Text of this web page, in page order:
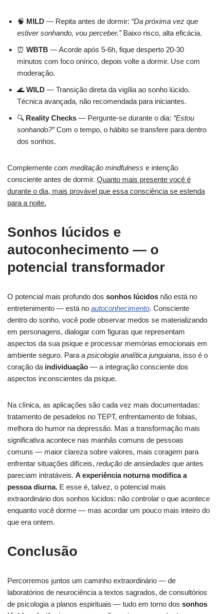
🧠 MILD — Repita antes de dormir: “Da próxima vez que
estiver sonhando, vou perceber.”Baixo risco, alta eficácia.
⏰ WBTB — Acorde após 5-6h, fique desperto 20-30
minutos com foco onírico, depois volte a dormir. Use com
moderação.
🌊 WILD — Transição direta da vigília ao sonho lúcido.
Técnica avançada, não recomendada para iniciantes.
🔍 Reality Checks — Pergunte-se durante o dia: “Estou
sonhando?”Com o tempo, o hábito se transfere para dentro
dos sonhos.
Complemente com meditação mindfulness e intenção
consciente antes de dormir. Quanto mais presente você é
durante o dia, mais provável que essa consciência se estenda
para a noite.
Sonhos lúcidos e
autoconhecimento — o
potencial transformador
O potencial mais profundo dos sonhos lúcidos não está no
entretenimento — está no autoconhecimento. Consciente
dentro do sonho, você pode observar medos se materializando
em personagens, dialogar com figuras que representam
aspectos da sua psique e processar memórias emocionais em
ambiente seguro. Para a psicologia analítica junguiana, isso é o
coração da individuação — a integração consciente dos
aspectos inconscientes da psique.
Na clínica, as aplicações são cada vez mais documentadas:
tratamento de pesadelos no TEPT, enfrentamento de fobias,
melhora do humor na depressão. Mas a transformação mais
significativa acontece nas manhãs comuns de pessoas
comuns — maior clareza sobre valores, mais coragem para
enfrentar situações difíceis, redução de ansiedades que antes
pareciam intratáveis. A experiência noturna modifica a
pessoa diurna. E esse é, talvez, o potencial mais
extraordinário dos sonhos lúcidos: não controlar o que acontece
enquanto você dorme — mas acordar um pouco mais inteiro do
que era ontem.
Conclusão
Percorremos juntos um caminho extraordinário — de
laboratórios de neurociência a textos sagrados, de consultórios
de psicologia a planos espirituais — tudo em torno dos sonhos